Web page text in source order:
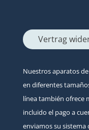
Vertrag
Nuestros aparatos
en diferentes
línea también ofrece
incluido el pago a
enviamos su sistema